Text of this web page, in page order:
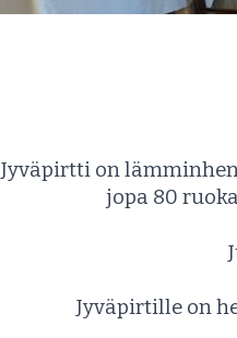
Jyväpirtti on
jopa 80
Jyväpirtille on